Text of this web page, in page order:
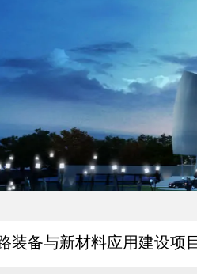
装备与新材料应用建设项